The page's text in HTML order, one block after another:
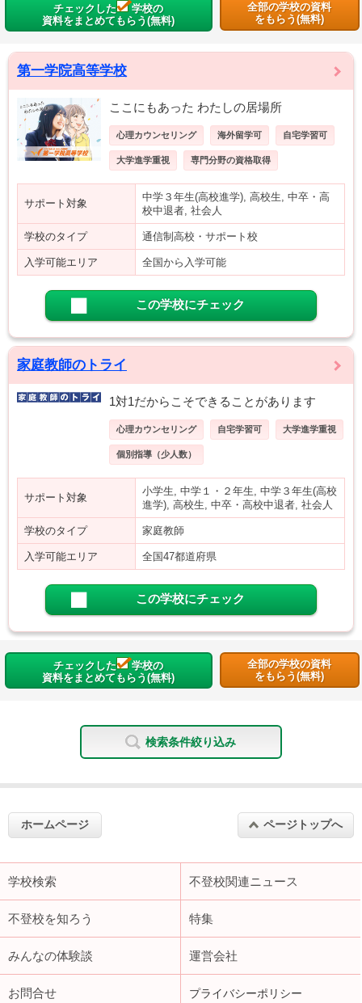
チェックした
学校の
資料をまとめてもらう(無料)
全部の学校の資料
をもらう(無料)
第一学院高等学校
ここにもあった わたしの居場所
心理カウンセリング 海外留学可 自宅学習可
大学進学重視 専門分野の資格取得
サポート対象
中学３年生(高校進学), 高校生, 中卒・高
校中退者, 社会人
学校のタイプ 通信制高校・サポート校
入学可能エリア 全国から入学可能
この学校にチェック
家庭教師のトライ
1対1だからこそできることがあります
心理カウンセリング 自宅学習可 大学進学重視
個別指導（少人数）
サポート対象
小学生, 中学１・２年生, 中学３年生(高校
進学), 高校生, 中卒・高校中退者, 社会人
学校のタイプ 家庭教師
入学可能エリア 全国47都道府県
この学校にチェック
チェックした
学校の
資料をまとめてもらう(無料)
全部の学校の資料
をもらう(無料)
検索条件絞り込み
ホームページ ページトップへ
学校検索 不登校関連ニュース
不登校を知ろう 特集
みんなの体験談 運営会社
お問合せ プライバシーポリシー